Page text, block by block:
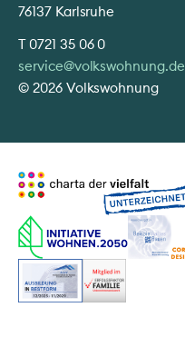
76137 Karlsruhe
T 0721 35 06 0
service@volkswohnung.de
© 2026 Volkswohnung